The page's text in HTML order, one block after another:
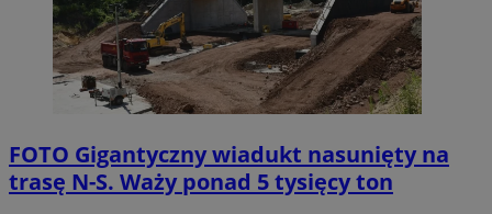
FOTO Gigantyczny wiadukt nasunięty na
trasę N-S. Waży ponad 5 tysięcy ton